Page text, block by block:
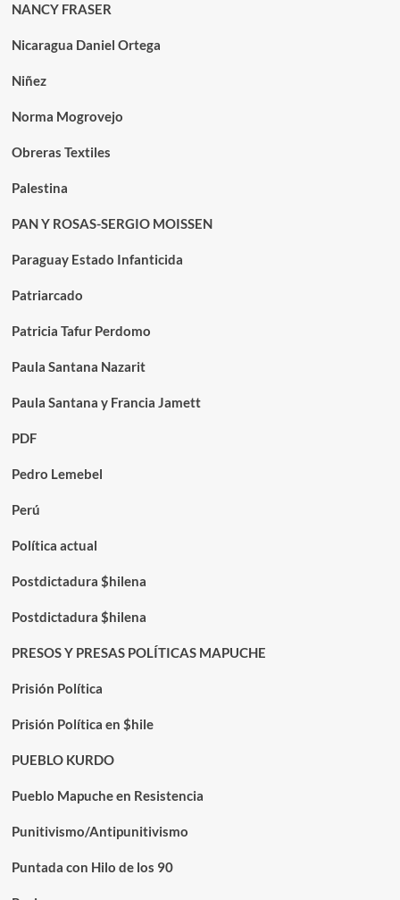
NANCY FRASER
Nicaragua Daniel Ortega
Niñez
Norma Mogrovejo
Obreras Textiles
Palestina
PAN Y ROSAS-SERGIO MOISSEN
Paraguay Estado Infanticida
Patriarcado
Patricia Tafur Perdomo
Paula Santana Nazarit
Paula Santana y Francia Jamett
PDF
Pedro Lemebel
Perú
Política actual
Postdictadura $hilena
Postdictadura $hilena
PRESOS Y PRESAS POLÍTICAS MAPUCHE
Prisión Política
Prisión Política en $hile
PUEBLO KURDO
Pueblo Mapuche en Resistencia
Punitivismo/Antipunitivismo
Puntada con Hilo de los 90